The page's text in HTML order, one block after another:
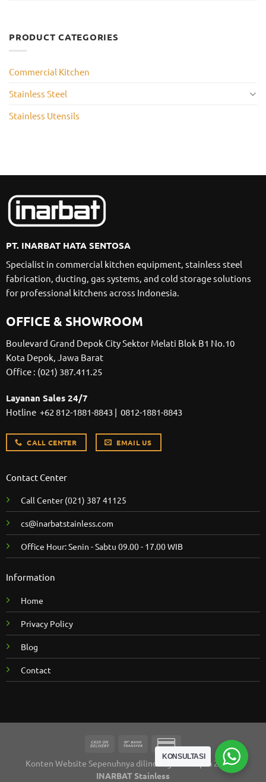
PRODUCT CATEGORIES
Commercial Kitchen
Stainless Steel
Stainless Utensils
PT. INARBAT HATA SENTOSA
Specialist in commercial kitchen equipment, stainless steel
fabrication, ducting, gas systems, and cold storage solutions
for professional kitchens across Indonesia.
OFFICE & SHOWROOM
Boulevard Grand Depok City Sektor Melati Blok B1 No.10
Kota Depok, Jawa Barat
Office : (021) 387.411.25
Layanan Sales 24/7
Hotline +62 812-1881-8843| 0812-1881-8843
CALL CENTER EMAIL US
Contact Center
Call Center(021) 387 41125
cs@inarbatstainless.com
Office Hour: Senin - Sabtu 09.00 - 17.00 WIB
Information
Home
Privacy Policy
Blog
Contact
Konten Website Sepenuhnya dilindungi Hak Cipta 2026 ©
INARBAT Stainless
KONSULTASI